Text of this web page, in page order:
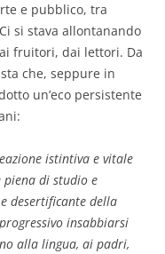
e pubblico, tra
si stava allontanando
fruitori, dai lettori. Da
che, seppure in
un’eco persistente
istintiva e vitale
piena di studio e
desertificante della
insabbiarsi
alla lingua, ai padri,